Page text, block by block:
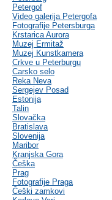
Petergof
Video galerija Petergofa
Fotografije Petersburga
Krstarica Aurora
Muzej Ermitaž
Muzej Kunstkamera
Crkve u Peterburgu
Carsko selo
Reka Neva
Sergejev Posad
Estonija
Talin
Slovačka
Bratislava
Slovenija
Maribor
Kranjska Gora
Češka
Prag
Fotografije Praga
Češki zamkovi